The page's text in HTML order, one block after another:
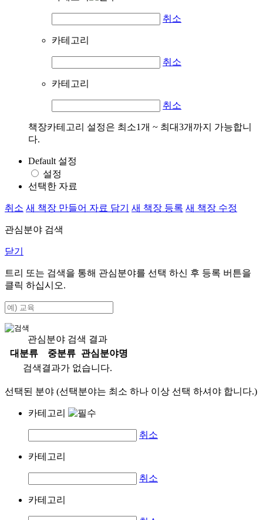
취소
카테고리
취소
카테고리
취소
책장카테고리 설정은 최소1개 ~ 최대3개까지 가능합니
다.
Default 설정
설정
선택한 자료
취소 새 책장 만들어 자료 담기 새 책장 등록 새 책장 수정
관심분야 검색
닫기
트리 또는 검색을 통해 관심분야를 선택 하신 후 등록 버튼을
클릭 하십시오.
관심분야 검색 결과
대분류
중분류
관심분야명
검색결과가 없습니다.
선택된 분야 (선택분야는 최소 하나 이상 선택 하셔야 합니다.)
카테고리
취소
카테고리
취소
카테고리